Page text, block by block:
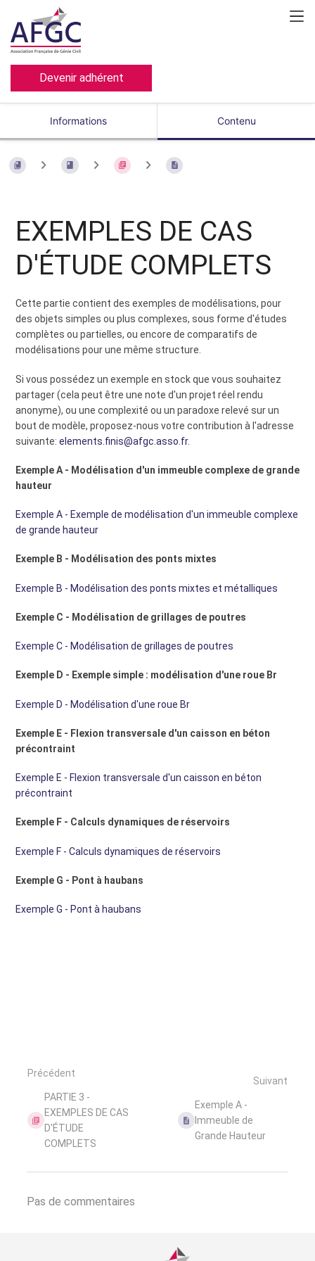
Devenir adhérent
Informations Contenu
EXEMPLES DE CAS
D'ÉTUDE COMPLETS
Cette partie contient des exemples de modélisations, pour
des objets simples ou plus complexes, sous forme d'études
complètes ou partielles, ou encore de comparatifs de
modélisations pour une même structure.
Si vous possédez un exemple en stock que vous souhaitez
partager (cela peut être une note d'un projet réel rendu
anonyme), ou une complexité ou un paradoxe relevé sur un
bout de modèle, proposez-nous votre contribution à l'adresse
suivante: elements.finis@afgc.asso.fr.
Exemple A - Modélisation d'un immeuble complexe de grande
hauteur
Exemple A - Exemple de modélisation d'un immeuble complexe
de grande hauteur
Exemple B - Modélisation des ponts mixtes
Exemple B - Modélisation des ponts mixtes et métalliques
Exemple C - Modélisation de grillages de poutres
Exemple C - Modélisation de grillages de poutres
Exemple D - Exemple simple : modélisation d'une roue Br
Exemple D - Modélisation d'une roue Br
Exemple E - Flexion transversale d'un caisson en béton
précontraint
Exemple E - Flexion transversale d'un caisson en béton
précontraint
Exemple F - Calculs dynamiques de réservoirs
Exemple F - Calculs dynamiques de réservoirs
Exemple G - Pont à haubans
Exemple G - Pont à haubans
Précédent
PARTIE 3 -
EXEMPLES DE CAS
D'ÉTUDE
COMPLETS
Suivant
Exemple A -
Immeuble de
Grande Hauteur
Pas de commentaires